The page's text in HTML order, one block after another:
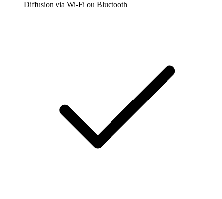
Diffusion via Wi-Fi ou Bluetooth